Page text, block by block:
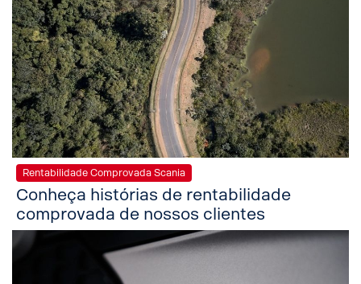
Rentabilidade Comprovada Scania
Conheça histórias de rentabilidade
comprovada de nossos clientes